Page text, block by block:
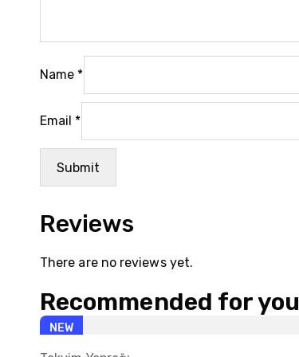
Name *
Email *
Reviews
There are no reviews yet.
Recommended for you
NEW